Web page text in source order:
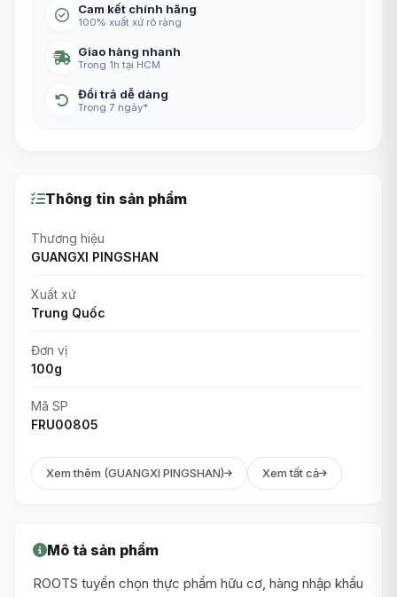
Cam kết chính hãng
100% xuất xứ rõ ràng
Giao hàng nhanh
Trong 1h tại HCM
Đổi trả dễ dàng
Trong 7 ngày*
Thông tin sản phẩm
Thương hiệu
GUANGXI PINGSHAN
Xuất xứ
Trung Quốc
Đơn vị
100g
Mã SP
FRU00805
Xem thêm (GUANGXI PINGSHAN) Xem tất cả
Mô tả sản phẩm
ROOTS tuyển chọn thực phẩm hữu cơ, hàng nhập khẩu